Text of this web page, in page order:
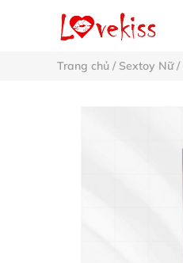
Trang chủ / Sextoy Nữ/